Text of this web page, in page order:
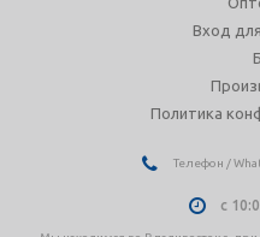
Вход
Политика
Телефон /
с